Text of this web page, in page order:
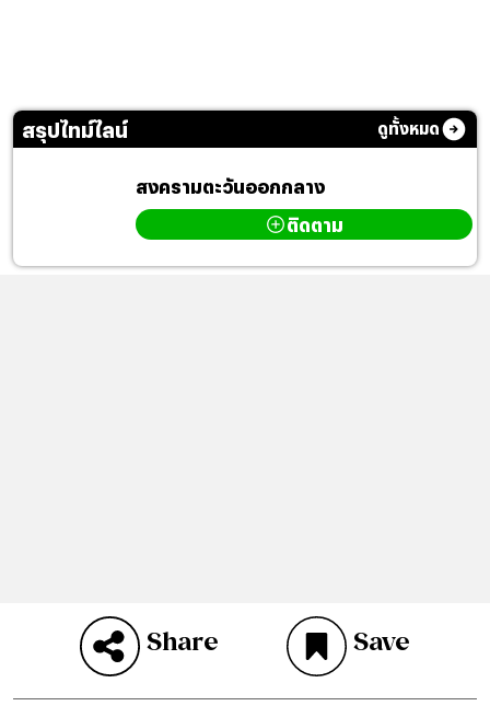
สรุปไทม์ไลน์ ดูทั้งหมด
สงครามตะวันออกกลาง
ติดตาม
Share Save